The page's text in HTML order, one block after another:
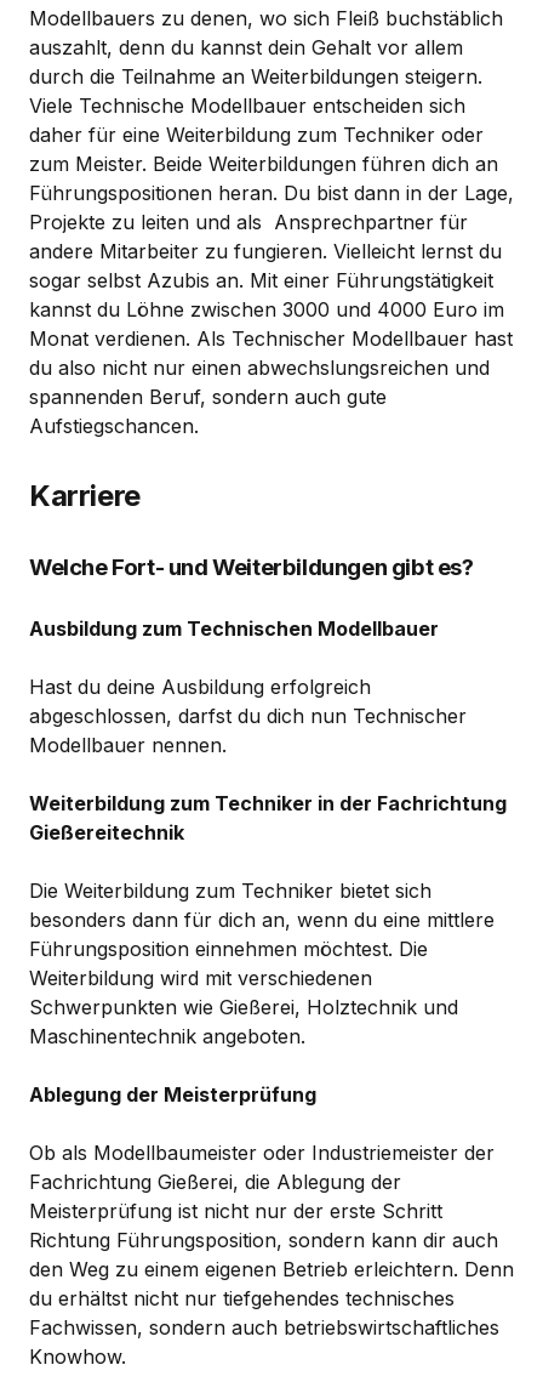
Modellbauers zu denen, wo sich Fleiß buchstäblich
auszahlt, denn du kannst dein Gehalt vor allem
durch die Teilnahme an Weiterbildungen steigern.
Viele Technische Modellbauer entscheiden sich
daher für eine Weiterbildung zum Techniker oder
zum Meister. Beide Weiterbildungen führen dich an
Führungspositionen heran. Du bist dann in der Lage,
Projekte zu leiten und als Ansprechpartner für
andere Mitarbeiter zu fungieren. Vielleicht lernst du
sogar selbst Azubis an. Mit einer Führungstätigkeit
kannst du Löhne zwischen 3000 und 4000 Euro im
Monat verdienen. Als Technischer Modellbauer hast
du also nicht nur einen abwechslungsreichen und
spannenden Beruf, sondern auch gute
Aufstiegschancen.
Karriere
Welche Fort- und Weiterbildungen gibt es?
Ausbildung zum Technischen Modellbauer
Hast du deine Ausbildung erfolgreich
abgeschlossen, darfst du dich nun Technischer
Modellbauer nennen.
Weiterbildung zum Techniker in der Fachrichtung
Gießereitechnik
Die Weiterbildung zum Techniker bietet sich
besonders dann für dich an, wenn du eine mittlere
Führungsposition einnehmen möchtest. Die
Weiterbildung wird mit verschiedenen
Schwerpunkten wie Gießerei, Holztechnik und
Maschinentechnik angeboten.
Ablegung der Meisterprüfung
Ob als Modellbaumeister oder Industriemeister der
Fachrichtung Gießerei, die Ablegung der
Meisterprüfung ist nicht nur der erste Schritt
Richtung Führungsposition, sondern kann dir auch
den Weg zu einem eigenen Betrieb erleichtern. Denn
du erhältst nicht nur tiefgehendes technisches
Fachwissen, sondern auch betriebswirtschaftliches
Knowhow.